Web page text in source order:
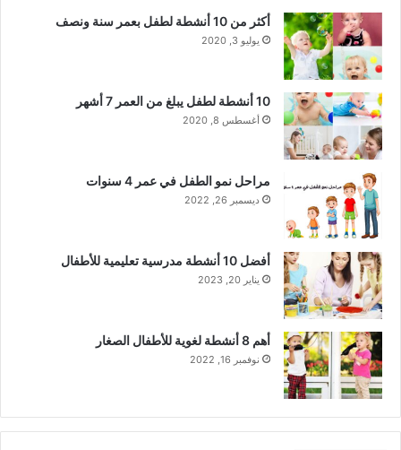
أكثر من 10 أنشطة لطفل بعمر سنة ونصف
يوليو 3, 2020
10 أنشطة لطفل يبلغ من العمر 7 أشهر
أغسطس 8, 2020
مراحل نمو الطفل في عمر 4 سنوات
ديسمبر 26, 2022
أفضل 10 أنشطة مدرسية تعليمية للأطفال
يناير 20, 2023
أهم 8 أنشطة لغوية للأطفال الصغار
نوفمبر 16, 2022